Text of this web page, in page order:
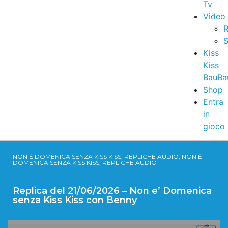
Tv
Video
Kiss
Kiss
Shop
Entra
in
gioco
NON È DOMENICA SENZA KISS KISS, REPLICHE AUDIO, NON È
DOMENICA SENZA KISS KISS, REPLICHE AUDIO
Replica del 21/06/2026 – Non e’ Domenica
senza Kiss Kiss con Benny